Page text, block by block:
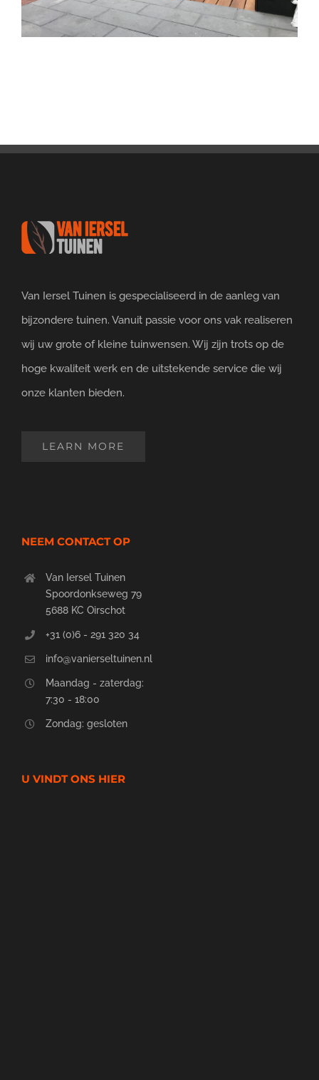
Van Iersel Tuinen is gespecialiseerd in de aanleg van
bijzondere tuinen. Vanuit passie voor ons vak realiseren
wij uw grote of kleine tuinwensen. Wij zijn trots op de
hoge kwaliteit werk en de uitstekende service die wij
onze klanten bieden.
LEARN MORE
NEEM CONTACT OP
Van Iersel Tuinen
Spoordonkseweg 79
5688 KC Oirschot
+31 (0)6 - 291 320 34
info@vanierseltuinen.nl
Maandag - zaterdag:
7:30 - 18:00
Zondag: gesloten
U VINDT ONS HIER